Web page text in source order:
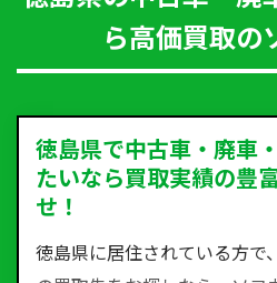
ら高価買取の
徳島県で中古車・廃車
たいなら買取実績の豊
せ！
徳島県に居住されている方で